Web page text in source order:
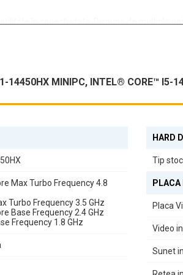
rămâneți conectat fără efort.
la4.80 GHz, procesorul Intel Core i5-
un student care are nevoie de un dispozitiv
și actualizări de securitate.
și elegant, care îmbină tehnologia de
14450HX MINIPC, INTEL® CORE™ I5-
Max Turbo Frequency 4.8
Turbo Frequency 3.5 GHz
Base Frequency 2.4 GHz
Frequency 1.8 GHz
HARD
Tip
PLACA
Placa
Video
Sunet